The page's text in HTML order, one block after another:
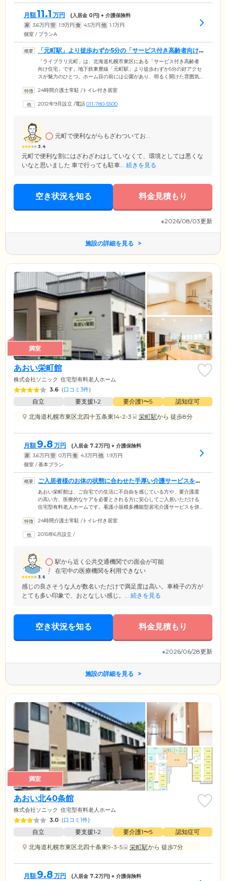
月額11.1 万円 (入居金 0円) + 介護保険料
家 3.6万円 管 1.9万円 食 4.5万円 他 1.1万円
個室 / プランA
「元町駅」より徒歩わずか5分の「サービス付き高齢者向け
住宅」です
「ライブラリ元町」は、北海道札幌市東区にある「サービス付き高齢者
向け住宅」です。地下鉄東豊線「元町駅」より徒歩わずか5分の好アクセ
スが魅力のひとつ。ホーム目の前には公園があり、明るく開けた雰囲気
からも好評のロケーションになっています。3階建ての館内は、バリアフ
「過ごしやすさ」に配慮したつくりになっています。杖や車いすをご利
24時間介護士常駐 /トイレ付き居室
2012年9月設立 /電話011-780-5500
3.4
元町で便利ながらもざわついてお...
元町で便利な割にはざわざわはしていなくて、環境としては悪くな
いなと思いました 車で行っても駐車... 続きを見る
空き状況を知る 料金見積もり
※2026/08/03更新
施設の詳細を見る
満室
あおい栄町館
株式会社ソニック 住宅型有料老人ホーム
3.6 (口コミ3件)
自立 要支援1•2 要介護1〜5
認知症可
北海道札幌市東区北四十五条東14-2-3
栄町駅から 徒歩8分
月額 9.8 万円 (入居金 7.2万円) + 介護保険料
家 3.6万円 管 0万円 食 4.3万円 他 1.9万円
個室 / 基本プラン
ご入居者様のお体の状態に合わせた手厚い介護サービスをご
提供いたします
あおい栄町館は、ご自宅での生活に不自由を感じている方や、要介護度
の高い方、医療的なケアを必要とされる方に安心してご入居いただける
住宅型有料老人ホームです。看護小規模多機能型居宅介護サービスを併
に合わせたサービスを臨機応変にご提供。すべてのサービスは施設で顔
様も、安心しておまかせください。医療体制については、24時間常駐す
24時間介護士常駐 /トイレ付き居室
2015年6月設立 /
3.6
駅から近く公共交通機関での面会が可能
在宅中の医療機関を利用できない
感じの良さそうな人が数名いただけで満足度は高い。車椅子の方が
とても多い印象で、おとなしい感じ。... 続きを見る
空き状況を知る 料金見積もり
※2026/06/28更新
施設の詳細を見る
満室
あおい北40条館
株式会社ソニック 住宅型有料老人ホーム
3.0 (口コミ1件)
自立 要支援1•2 要介護1〜5
認知症可
北海道札幌市東区北四十条東9-3-5
栄町駅から 徒歩7分
月額 9.8 万円 (入居金 7.2万円) + 介護保険料